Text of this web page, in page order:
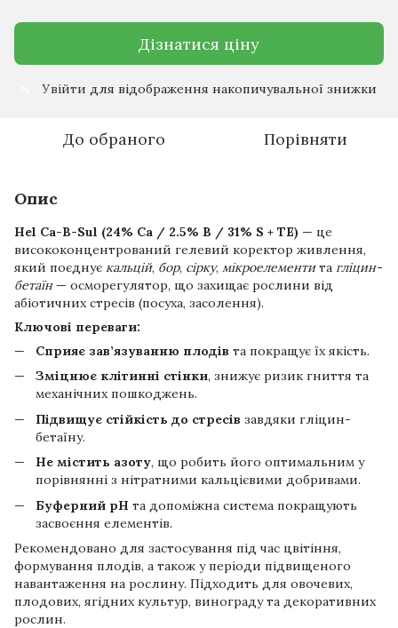
Дізнатися ціну
Увійти для відображення накопичувальної знижки
До обраного Порівняти
Опис
Hel Ca-B-Sul (24% Ca / 2.5% B / 31% S + TE) — це
висококонцентрований гелевий коректор живлення,
який поєднує кальцій, бор, сірку, мікроелементита гліцин-
бетаїн— осморегулятор, що захищає рослини від
абіотичних стресів (посуха, засолення).
Ключові переваги:
Сприяє зав’язуванню плодів та покращує їх якість.
Зміцнює клітинні стінки, знижує ризик гниття та
механічних пошкоджень.
Підвищує стійкість до стресів завдяки гліцин-
бетаїну.
Не містить азоту, що робить його оптимальним у
порівнянні з нітратними кальцієвими добривами.
Буферний pH та допоміжна система покращують
засвоєння елементів.
Рекомендовано для застосування під час цвітіння,
формування плодів, а також у періоди підвищеного
навантаження на рослину. Підходить для овочевих,
плодових, ягідних культур, винограду та декоративних
рослин.